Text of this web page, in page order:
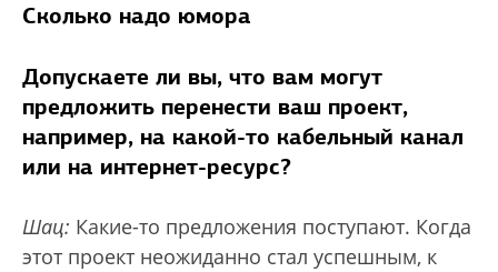
Сколько надо юмора
Допускаете ли вы, что вам могут
предложить перенести ваш проект,
например, на какой-то кабельный канал
или на интернет-ресурс?
Шац: Какие-то предложения поступают. Когда
этот проект неожиданно стал успешным, к